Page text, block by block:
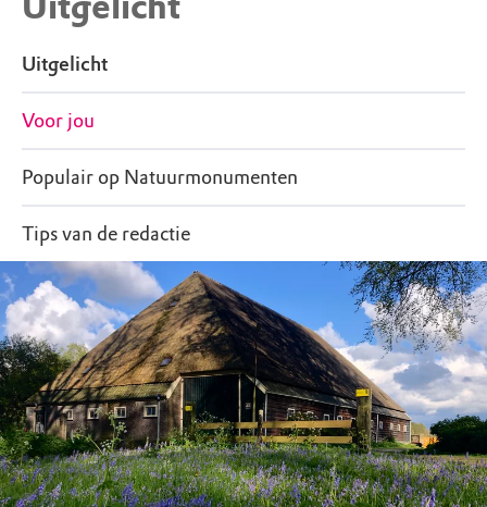
Uitgelicht
Voor jou
Populair op Natuurmonumenten
Tips van de redactie